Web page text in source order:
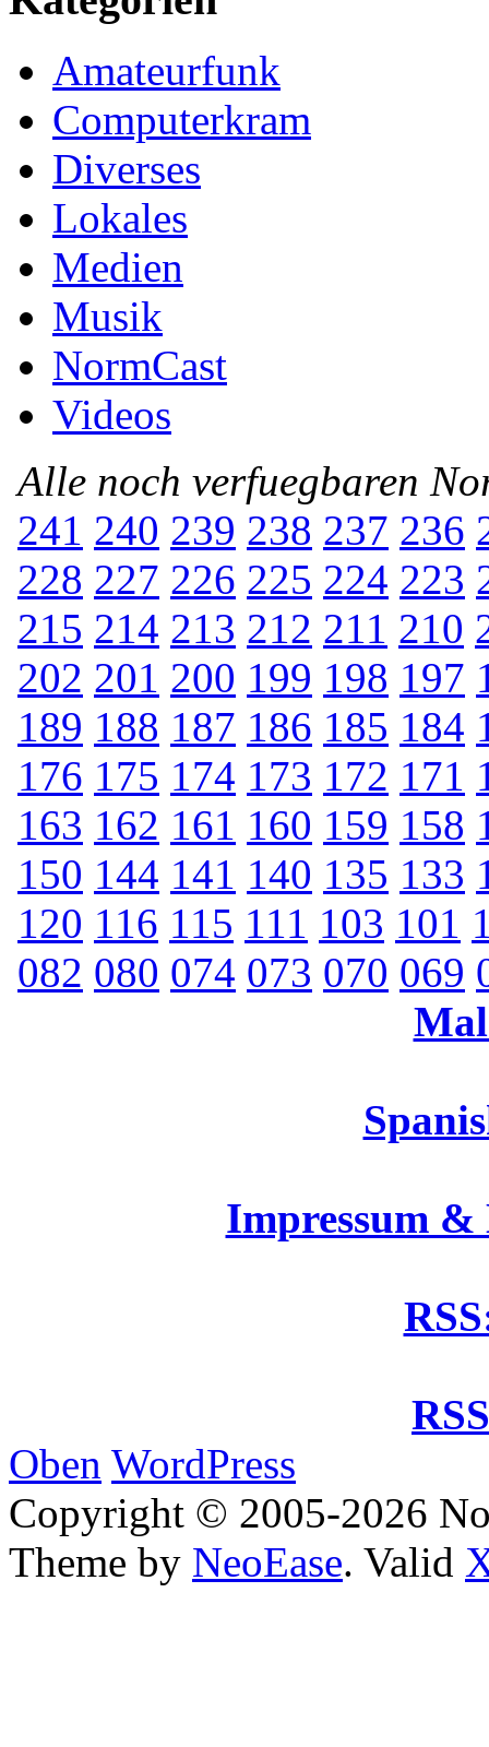
Amateurfunk
Computerkram
Diverses
Lokales
Medien
Musik
NormCast
Videos
Alle noch verfuegbaren
241 240 239 238 237 236
228 227 226 225 224 223
215 214 213 212 211 210
202 201 200 199 198 197
189 188 187 186 185 184
176 175 174 173 172 171
163 162 161 160 159 158
150 144 141 140 135 133
120 116 115 111 103 101
082 080 074 073 070 069
Impressum
Oben WordPress
Copyright © 2005-2026
Theme by NeoEase. Valid